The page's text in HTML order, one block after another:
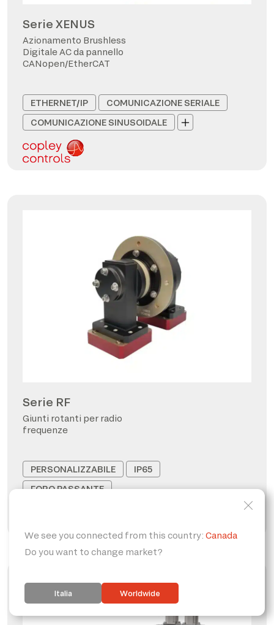
Serie XENUS
Azionamento Brushless
Digitale AC da pannello
CANopen/EtherCAT
ETHERNET/IP
COMUNICAZIONE SERIALE
COMUNICAZIONE SINUSOIDALE
Serie RF
Giunti rotanti per radio
frequenze
PERSONALIZZABILE
IP65
FORO PASSANTE